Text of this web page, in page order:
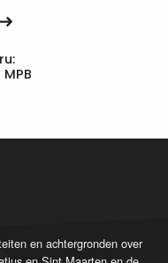
en achtergronden over